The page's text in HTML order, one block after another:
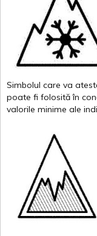
Simbolul care va
poate fi folosită în
valorile minime ale